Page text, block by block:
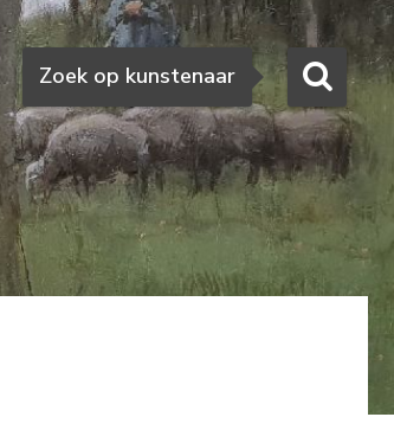
Zoeken
Zoek op kunstenaar